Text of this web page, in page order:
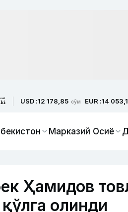
USD :12 178,85 сўм EUR :14
Марказий Осиё
Ҳамидов
олинди